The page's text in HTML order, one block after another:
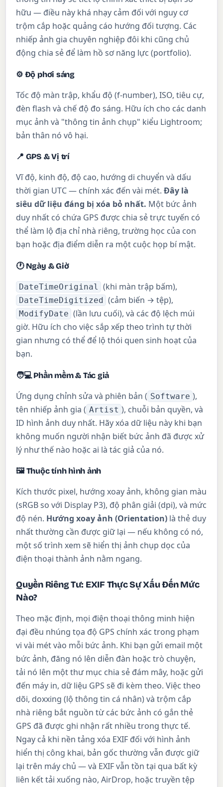
hữu — điều này khá nhạy cảm đối với nguy cơ
trộm cắp hoặc quảng cáo hướng đối tượng. Các
nhiếp ảnh gia chuyên nghiệp đôi khi cũng chủ
động chia sẻ để làm hồ sơ năng lực (portfolio).
⚙ Độ phơi sáng
Tốc độ màn trập, khẩu độ (f-number), ISO, tiêu cự,
đèn flash và chế độ đo sáng. Hữu ích cho các danh
mục ảnh và "thông tin ảnh chụp" kiểu Lightroom;
bản thân nó vô hại.
📍 GPS & Vị trí
Vĩ độ, kinh độ, độ cao, hướng di chuyển và dấu
thời gian UTC — chính xác đến vài mét.Đây là
siêu dữ liệu đáng bị xóa bỏ nhất. Một bức ảnh
duy nhất có chứa GPS được chia sẻ trực tuyến có
thể làm lộ địa chỉ nhà riêng, trường học của con
bạn hoặc địa điểm diễn ra một cuộc họp bí mật.
🕐 Ngày & Giờ
DateTimeOriginal (khi màn trập bấm),
DateTimeDigitized (cảm biến → tệp),
ModifyDate (lần lưu cuối), và các độ lệch múi
giờ. Hữu ích cho việc sắp xếp theo trình tự thời
gian nhưng có thể để lộ thói quen sinh hoạt của
bạn.
🧑💻 Phần mềm & Tác giả
Ứng dụng chỉnh sửa và phiên bản ( Software ),
tên nhiếp ảnh gia ( Artist ), chuỗi bản quyền, và
ID hình ảnh duy nhất. Hãy xóa dữ liệu này khi bạn
không muốn người nhận biết bức ảnh đã được xử
lý như thế nào hoặc ai là tác giả của nó.
🖼 Thuộc tính hình ảnh
Kích thước pixel, hướng xoay ảnh, không gian màu
(sRGB so với Display P3), độ phân giải (dpi), và mức
độ nén. Hướng xoay ảnh (Orientation) là thẻ duy
nhất thường cần được giữ lại — nếu không có nó,
một số trình xem sẽ hiển thị ảnh chụp dọc của
điện thoại thành ảnh nằm ngang.
Quyền Riêng Tư: EXIF Thực Sự Xấu Đến Mức
Nào?
Theo mặc định, mọi điện thoại thông minh hiện
đại đều nhúng tọa độ GPS chính xác trong phạm
vi vài mét vào mỗi bức ảnh. Khi bạn gửi email một
bức ảnh, đăng nó lên diễn đàn hoặc trò chuyện,
tải nó lên một thư mục chia sẻ đám mây, hoặc gửi
đến máy in, dữ liệu GPS sẽ đi kèm theo. Việc theo
dõi, doxxing (lộ thông tin cá nhân) và trộm cắp
nhà riêng bắt nguồn từ các bức ảnh có gắn thẻ
GPS đã được ghi nhận rất nhiều trong thực tế.
Ngay cả khi nền tảng xóa EXIF đối với hình ảnh
hiển thị công khai, bản gốc thường vẫn được giữ
lại trên máy chủ — và EXIF vẫn tồn tại qua bất kỳ
liên kết tải xuống nào, AirDrop, hoặc truyền tệp